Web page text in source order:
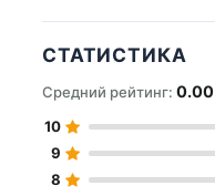
СТАТИСТИКА
Средний рейтинг: 0.00
10
9
8